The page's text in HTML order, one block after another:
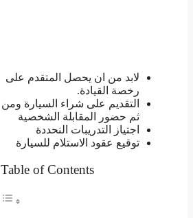
لابد من ان يحصل المتقدم على
رخصة القيادة.
التقديم على شراء السيارة ومن
ثم حضور المقابلة الشخصية
اجتياز التدريبات النحددة
توقيع عقود الاستلام للسيارة
Table of Contents